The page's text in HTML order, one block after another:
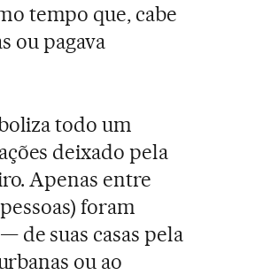
tempo que, cabe
ou pagava
todo um
deixado pela
Apenas entre
foram
de suas casas pela
ou ao